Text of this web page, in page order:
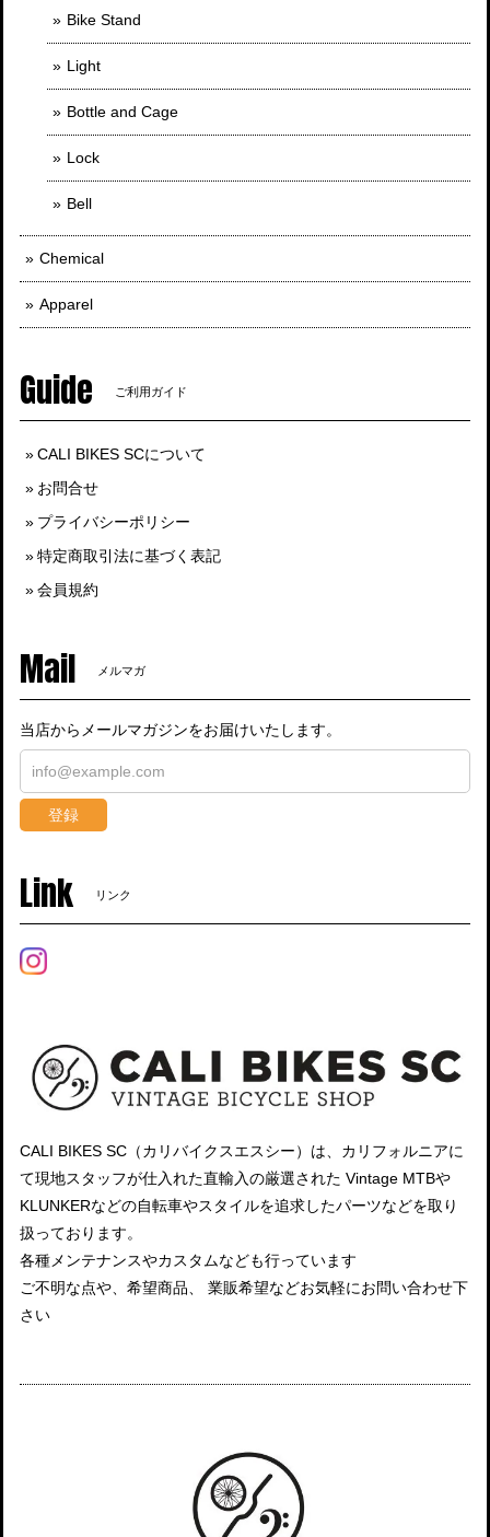
Bike Stand
Light
Bottle and Cage
Lock
Bell
Chemical
Apparel
Guide ご利用ガイド
CALI BIKES SCについて
お問合せ
プライバシーポリシー
特定商取引法に基づく表記
会員規約
Mail メルマガ
当店からメールマガジンをお届けいたします。
登録
Link リンク
CALI BIKES SC（カリバイクスエスシー）は、カリフォルニアに
て現地スタッフが仕入れた直輸入の厳選された Vintage MTBや
KLUNKERなどの自転車やスタイルを追求したパーツなどを取り
扱っております。
各種メンテナンスやカスタムなども行っています
ご不明な点や、希望商品、 業販希望などお気軽にお問い合わせ下
さい